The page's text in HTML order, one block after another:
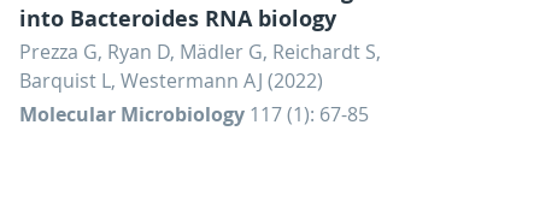
into Bacteroides RNA biology
Prezza G, Ryan D, Mädler G, Reichardt S,
Barquist L, Westermann AJ (2022)
Molecular Microbiology 117 (1): 67-85